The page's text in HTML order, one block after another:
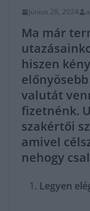
június 28, 2024
Ma már
hiszen
valutát
fizetnénk.
szakértői
amivel
nehogy
Legyen